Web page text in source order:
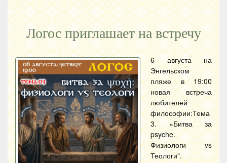
Логос приглашает на встречу
6 августа на
Энгельском
пляже в 19:00
новая встреча
любителей
философии:Тема
3. «Битва за
psyche.
Физиологи vs
Теологи".